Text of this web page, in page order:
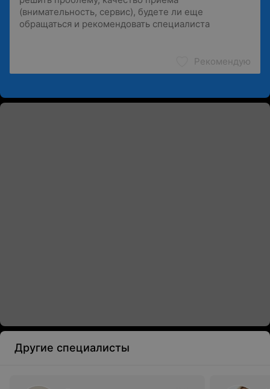
Рекомендую
Другие специалисты